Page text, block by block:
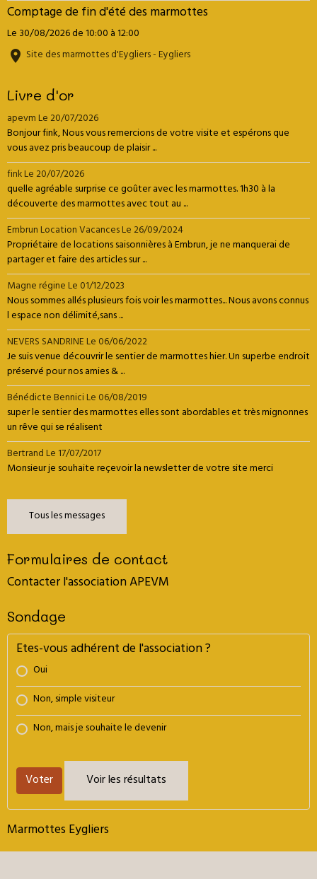
Comptage de fin d'été des marmottes
Le 30/08/2026de 10:00à 12:00
Site des marmottes d'Eygliers - Eygliers
Livre d'or
apevmLe 20/07/2026
Bonjour fink, Nous vous remercions de votre visite et espérons que
vous avez pris beaucoup de plaisir ...
finkLe 20/07/2026
quelle agréable surprise ce goûter avec les marmottes. 1h30 à la
découverte des marmottes avec tout au ...
Embrun Location VacancesLe 26/09/2024
Propriétaire de locations saisonnières à Embrun, je ne manquerai de
partager et faire des articles sur ...
Magne régineLe 01/12/2023
Nous sommes allés plusieurs fois voir les marmottes... Nous avons connus
l espace non délimité,sans ...
NEVERS SANDRINELe 06/06/2022
Je suis venue découvrir le sentier de marmottes hier. Un superbe endroit
préservé pour nos amies & ...
Bénédicte BenniciLe 06/08/2019
super le sentier des marmottes elles sont abordables et très mignonnes
un rêve qui se réalisent
BertrandLe 17/07/2017
Monsieur je souhaite reçevoir la newsletter de votre site merci
Tous les messages
Formulaires de contact
Contacter l'association APEVM
Sondage
Etes-vous adhérent de l'association ?
Oui
Non, simple visiteur
Non, mais je souhaite le devenir
Voter Voir les résultats
Marmottes Eygliers